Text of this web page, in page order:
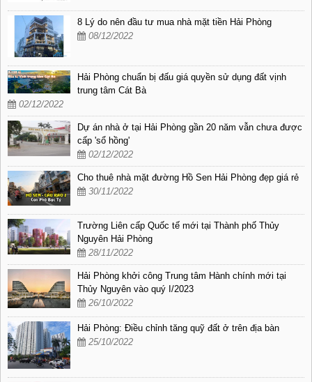
8 Lý do nên đầu tư mua nhà mặt tiền Hải Phòng
08/12/2022
Hải Phòng chuẩn bị đấu giá quyền sử dụng đất vịnh
trung tâm Cát Bà
02/12/2022
Dự án nhà ở tại Hải Phòng gần 20 năm vẫn chưa được
cấp 'sổ hồng'
02/12/2022
Cho thuê nhà mặt đường Hồ Sen Hải Phòng đẹp giá rẻ
30/11/2022
Trường Liên cấp Quốc tế mới tại Thành phố Thủy
Nguyên Hải Phòng
28/11/2022
Hải Phòng khởi công Trung tâm Hành chính mới tại
Thủy Nguyên vào quý I/2023
26/10/2022
Hải Phòng: Điều chỉnh tăng quỹ đất ở trên địa bàn
25/10/2022